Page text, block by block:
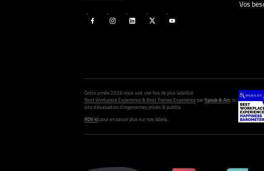
Vos
Cette année 2026 nous voit une fois de plus labellisé
Best Workplace Experience & Best Trainee ExperienceparSpeak & Act, le
site d’évaluation d’organismes privés & publics.
RDV icipour en savoir plus sur nos labels.